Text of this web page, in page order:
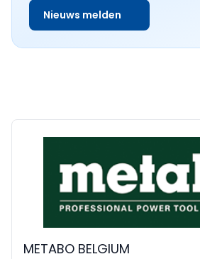
Nieuws melden
METABO BELGIUM